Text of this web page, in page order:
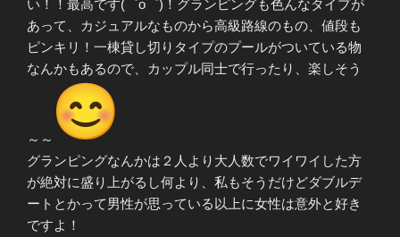
い！！最高です(゜o゜)！グランピングも色んなタイプが
あって、カジュアルなものから高級路線のもの、値段も
ピンキリ！一棟貸し切りタイプのプールがついている物
なんかもあるので、カップル同士で行ったり、楽しそう
～～
グランピングなんかは２人より大人数でワイワイした方
が絶対に盛り上がるし何より、私もそうだけどダブルデ
ートとかって男性が思っている以上に女性は意外と好き
ですよ！